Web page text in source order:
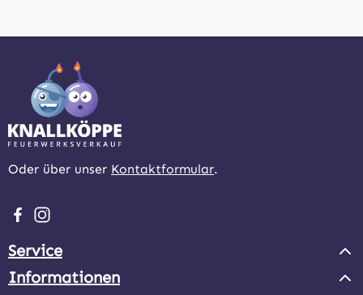
Oder über unser Kontaktformular.
Besuche uns auf Facebook – öffnet in neuem Tab
Schau auf Instagram vorbei – öffnet in neuem Tab
Service
Informationen